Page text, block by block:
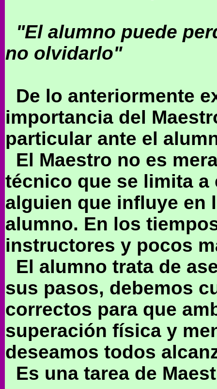
"El alumno puede
no olvidarlo"
De lo anteriormente
importancia del
particular ante el
El Maestro no es
técnico que se limita
alguien que influye en
alumno. En los
instructores y pocos
El alumno trata de
sus pasos, debemos
correctos para que
superación física y
deseamos todos
Es una tarea de